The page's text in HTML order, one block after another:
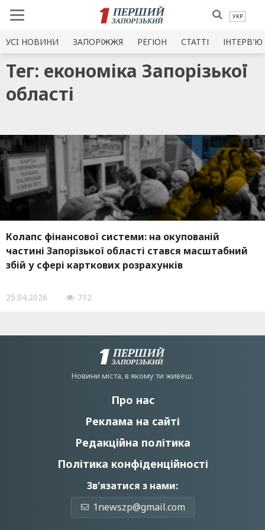
УКР
УСI НОВИНИ ЗАПОРІЖЖЯ РЕГІОН СТАТТІ ІНТЕРВ'Ю
Тег: економіка Запорізької
області
Колапс фінансової системи: на окупованій
частині Запорізької області стався масштабний
збій у сфері карткових розрахунків
25.04.2026 712
Новини мiста, в якому ти живеш.
Про нас
Реклама на сайті
Редакційна політика
Політика конфіденційності
Зв'язатися з нами:
1newszp@gmail.com